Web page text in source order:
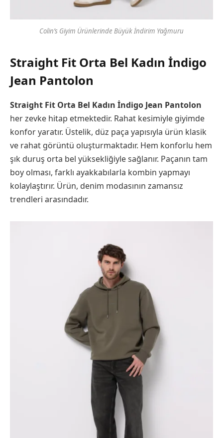
Colin’s Giyim Ürünlerinde Büyük İndirim Yağmuru
Straight Fit Orta Bel Kadın İndigo
Jean Pantolon
Straight Fit Orta Bel Kadın İndigo Jean Pantolon
her zevke hitap etmektedir. Rahat kesimiyle giyimde
konfor yaratır. Üstelik, düz paça yapısıyla ürün klasik
ve rahat görüntü oluşturmaktadır. Hem konforlu hem
şık duruş orta bel yüksekliğiyle sağlanır. Paçanın tam
boy olması, farklı ayakkabılarla kombin yapmayı
kolaylaştırır. Ürün, denim modasının zamansız
trendleri arasındadır.